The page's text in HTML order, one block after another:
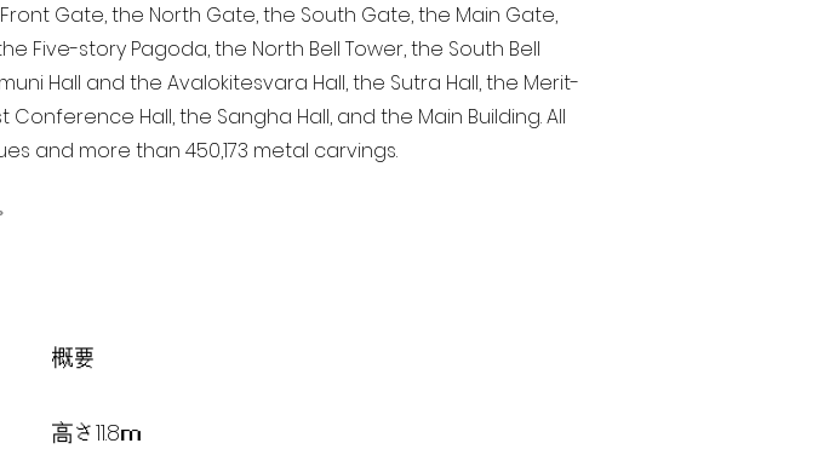
Gate, the North Gate, the South Gate, the Main Gate,
Five-story Pagoda, the North Bell Tower, the South Bell
Hall and the Avalokitesvara Hall, the Sutra Hall, the Merit-
Hall, the Sangha Hall, and the Main Building. All
and more than 450,173 metal carvings.
概要
高さ11.8ｍ